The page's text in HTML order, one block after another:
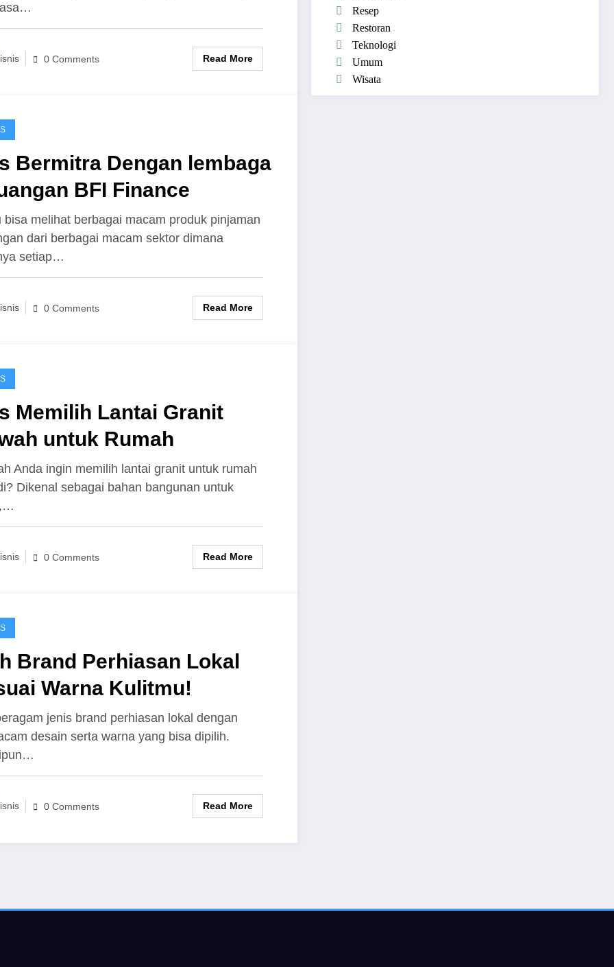
0 Comments Read More
Bermitra Dengan lembaga
BFI Finance
bisa melihat berbagai macam produk pinjaman
dari berbagai macam sektor dimana
setiap…
0 Comments Read More
Memilih Lantai Granit
untuk Rumah
Anda ingin memilih lantai granit untuk rumah
Dikenal sebagai bahan bangunan untuk
0 Comments Read More
Brand Perhiasan Lokal
Warna Kulitmu!
jenis brand perhiasan lokal dengan
desain serta warna yang bisa dipilih.
0 Comments Read More
Resep
Restoran
Teknologi
Umum
Wisata